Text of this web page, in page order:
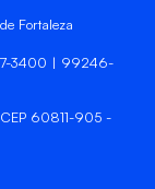
Fortaleza
3400 | 99246-
CEP 60811-905 -